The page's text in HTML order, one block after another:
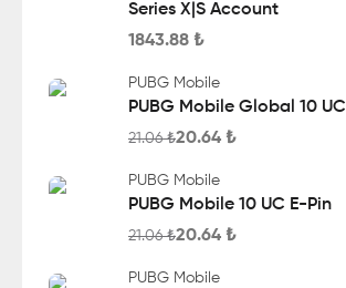
Series X|S Account
1843.88 ₺
PUBG Mobile
PUBG Mobile Global 10 UC
21.06₺20.64 ₺
PUBG Mobile
PUBG Mobile 10 UC E-Pin
21.06₺20.64 ₺
PUBG Mobile